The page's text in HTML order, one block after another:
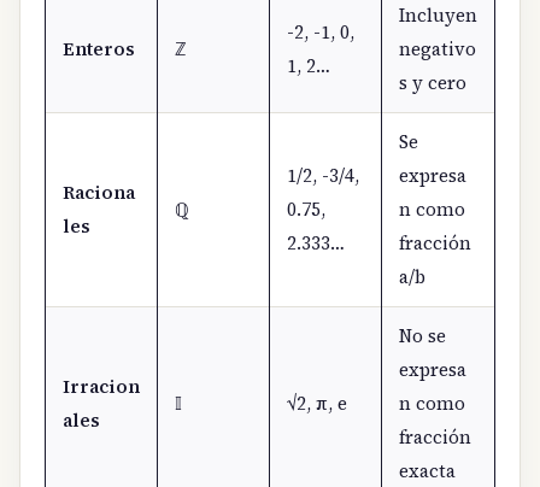
Enteros ℤ
-2, -1, 0,
1, 2…
Incluyen
negativo
s y cero
Raciona
les
ℚ
1/2, -3/4,
0.75,
2.333…
Se
expresa
n como
fracción
a/b
Irracion
ales
𝕀 √2, π, e
No se
expresa
n como
fracción
exacta